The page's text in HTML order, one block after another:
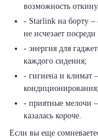
возможность
- Starlink на борту –
не исчезает посреди
- энергия для
каждого сидения;
- гигиена и климат
кондиционирования;
- приятные мелочи
казалась короче.
Если вы еще